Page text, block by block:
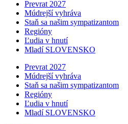
Prevrat 2027
Múdrejší vyhráva
Staň sa našim sympatizantom
Regióny
Ľudia v hnutí
Mladí SLOVENSKO
Prevrat 2027
Múdrejší vyhráva
Staň sa našim sympatizantom
Regióny
Ľudia v hnutí
Mladí SLOVENSKO